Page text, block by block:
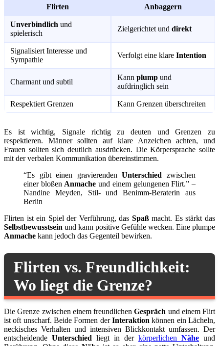
Flirten Anbaggern
Unverbindlich und
spielerisch
Zielgerichtet und direkt
Signalisiert Interesse und
Sympathie
Verfolgt eine klare Intention
Charmant und subtil
Kann plump und
aufdringlich sein
Respektiert Grenzen Kann Grenzen überschreiten
Es ist wichtig, Signale richtig zu deuten und Grenzen zu
respektieren. Männer sollten auf klare Anzeichen achten, und
Frauen sollten sich deutlich ausdrücken. Die Körpersprache sollte
mit der verbalen Kommunikation übereinstimmen.
“Es gibt einen gravierendenUnterschied zwischen
einer bloßen Anmache und einem gelungenen Flirt.” –
Nandine Meyden, Stil- und Benimm-Beraterin aus
Berlin
Flirten ist ein Spiel der Verführung, das Spaßmacht. Es stärkt das
Selbstbewusstsein und kann positive Gefühle wecken. Eine plumpe
Anmache kann jedoch das Gegenteil bewirken.
Flirten vs. Freundlichkeit:
Wo liegt die Grenze?
Die Grenze zwischen einem freundlichenGespräch und einem Flirt
ist oft unscharf. Beide Formen derInteraktion können ein Lächeln,
neckisches Verhalten und intensiven Blickkontakt umfassen. Der
entscheidende Unterschied liegt in der körperlichen Nähe und